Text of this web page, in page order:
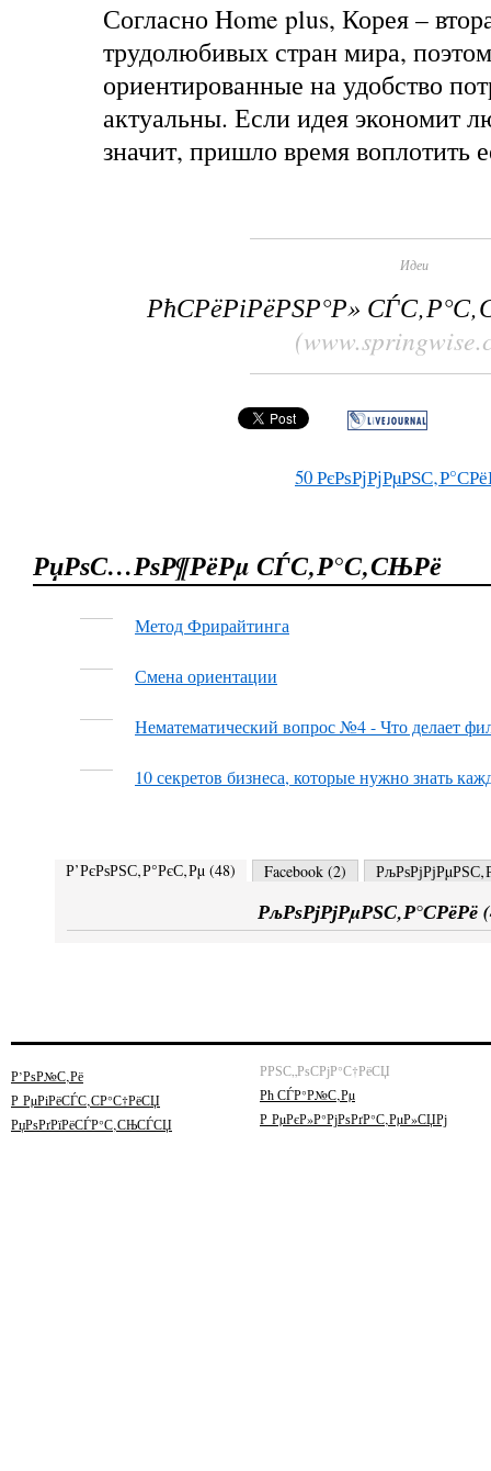
Согласно Home plus, Корея –
трудолюбивых стран мира,
ориентированные на удобство
актуальны. Если идея экономит
значит, пришло время
Идеи
РћСРёРіРёРЅР°Р»
50
РџРѕС…РѕР¶РёРµ СЃС‚Р°С‚СЊРё
Метод Фрирайтинга
Смена ориентации
Нематематический вопрос №4 - Что делает
10 секретов бизнеса, которые нужно знать
Р’РєРѕРЅС‚Р°РєС‚Рµ (48) Facebook (2)
РљРѕРјРјРµРЅС‚Р°СРёРё (
Р’РѕР№С‚Рё
Р РµРіРёСЃС‚СР°С†РёСЏ
РџРѕРґРїРёСЃР°С‚СЊСЃСЏ
РРЅС„РѕСРјР°С†РёСЏ
Рћ СЃР°Р№С‚Рµ
Р РµРєР»Р°РјРѕРґР°С‚РµР»СЏРј